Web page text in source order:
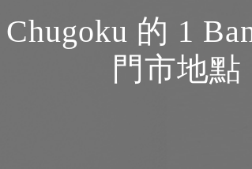
的 1
門市地點